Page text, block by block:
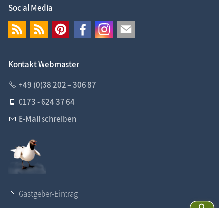
Social Media
Kontakt Webmaster
+49 (0)38 202 – 306 87
0173 - 624 37 64
E-Mail schreiben
Gastgeber-Eintrag